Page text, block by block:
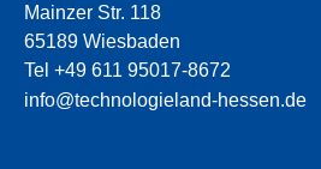
Mainzer Str. 118
65189 Wiesbaden
Tel +49 611 95017-8672
info@technologieland-hessen.de